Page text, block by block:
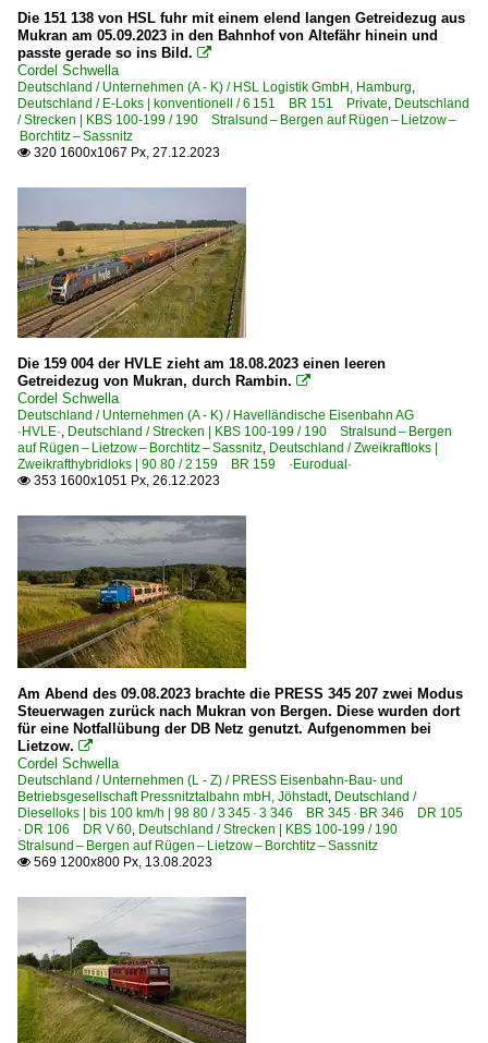
Zweikraftloks | Zweikrafthybridloks | 90 80
2 159 BR 159 ·Eurodual·
2 248 BR 248 ·Vectron Dual Mode·
Österreich
BR 4746 ·Desiro ML·
BR 4746 ·Desiro ML· Private
BR 4758 ·Talent 3 Plus·
Polen
Dieselloks
BR 3 650 ·JT42M· Class 66
Unternehmen
Freightliner PL Sp. z o.o., Warszawa ·FPL·
Die 151 138 von HSL fuhr mit einem elend langen Getreidezug aus
Mukran am 05.09.2023 in den Bahnhof von Altefähr hinein und
passte gerade so ins Bild. 
Cordel Schwella
Deutschland / Unternehmen (A - K) / HSL Logistik GmbH, Hamburg,
Deutschland / E-Loks | konventionell / 6 151 BR 151 Private, Deutschland
/ Strecken | KBS 100-199 / 190 Stralsund – Bergen auf Rügen – Lietzow –
Borchtitz – Sassnitz
 320 1600x1067 Px, 27.12.2023
Die 159 004 der HVLE zieht am 18.08.2023 einen leeren
Getreidezug von Mukran, durch Rambin. 
Cordel Schwella
Deutschland / Unternehmen (A - K) / Havelländische Eisenbahn AG
·HVLE·, Deutschland / Strecken | KBS 100-199 / 190 Stralsund – Bergen
auf Rügen – Lietzow – Borchtitz – Sassnitz, Deutschland / Zweikraftloks |
Zweikrafthybridloks | 90 80 / 2 159 BR 159 ·Eurodual·
 353 1600x1051 Px, 26.12.2023
Am Abend des 09.08.2023 brachte die PRESS 345 207 zwei Modus
Steuerwagen zurück nach Mukran von Bergen. Diese wurden dort
für eine Notfallübung der DB Netz genutzt. Aufgenommen bei
Lietzow. 
Cordel Schwella
Deutschland / Unternehmen (L - Z) / PRESS Eisenbahn-Bau- und
Betriebsgesellschaft Pressnitztalbahn mbH, Jöhstadt, Deutschland /
Dieselloks | bis 100 km/h | 98 80 / 3 345 · 3 346 BR 345 · BR 346 DR 105
· DR 106 DR V 60, Deutschland / Strecken | KBS 100-199 / 190
Stralsund – Bergen auf Rügen – Lietzow – Borchtitz – Sassnitz
 569 1200x800 Px, 13.08.2023